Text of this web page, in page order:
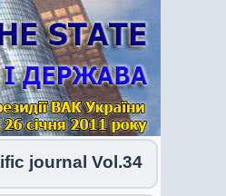
Vol.34 No.1 2026